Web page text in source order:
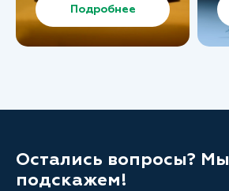
Подробнее
Остались вопросы? Мы
подскажем!